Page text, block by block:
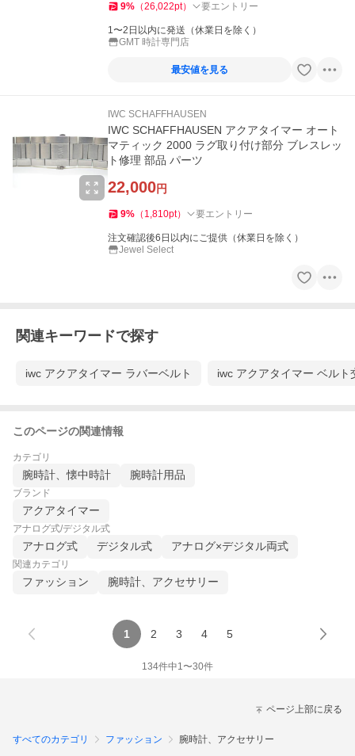
9% （26,022pt） 要エントリー
1〜2日以内に発送（休業日を除く）
GMT 時計専門店
最安値を見る
IWC SCHAFFHAUSEN
IWC SCHAFFHAUSEN アクアタイマー オート
マティック 2000 ラグ取り付け部分 ブレスレッ
ト修理 部品 パーツ
22,000円
9% （ 1,810pt） 要エントリー
注文確認後6日以内にご提供（休業日を除く）
Jewel Select
関連キーワードで探す
iwc アクアタイマー ラバーベルト iwc アクアタイマー ベルト
このページの関連情報
カテゴリ
腕時計、懐中時計 腕時計用品
ブランド
アクアタイマー
アナログ式/デジタル式
アナログ式 デジタル式 アナログ×デジタル両式
関連カテゴリ
ファッション 腕時計、アクセサリー
1 2 3 4 5
134件中1〜30件
ページ上部に戻る
すべてのカテゴリ ファッション 腕時計、アクセサリー